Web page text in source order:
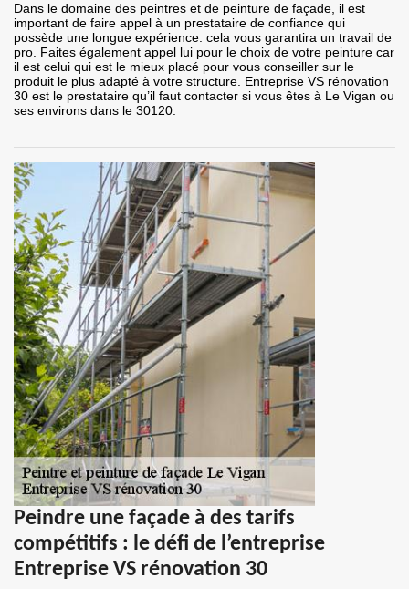
Dans le domaine des peintres et de peinture de façade, il est
important de faire appel à un prestataire de confiance qui
possède une longue expérience. cela vous garantira un travail de
pro. Faites également appel lui pour le choix de votre peinture car
il est celui qui est le mieux placé pour vous conseiller sur le
produit le plus adapté à votre structure. Entreprise VS rénovation
30 est le prestataire qu’il faut contacter si vous êtes à Le Vigan ou
ses environs dans le 30120.
Peindre une façade à des tarifs
compétitifs : le défi de l’entreprise
Entreprise VS rénovation 30